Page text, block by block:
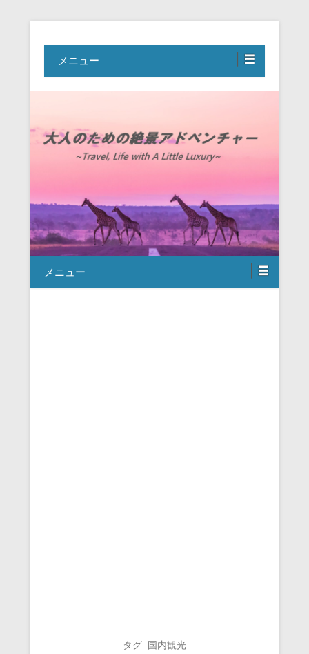
大人のための絶景アドベンチャー
メニュー
メニュー
タグ: 国内観光